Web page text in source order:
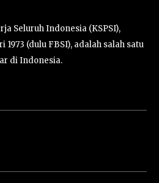
Seluruh Indonesia (KSPSI),
(dulu FBSI), adalah salah satu
di Indonesia.